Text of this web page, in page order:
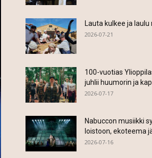
Lauta kulkee ja laulu
2026-07-21
100-vuotias
juhlii huumorin ja
2026-07-17
Nabuccon musiikki
loistoon, ekoteema
2026-07-16